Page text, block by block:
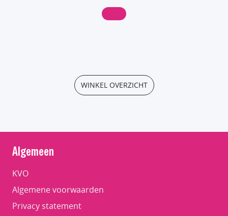
WINKEL OVERZICHT
Algemeen
KVO
Algemene voorwaarden
Privacy statement